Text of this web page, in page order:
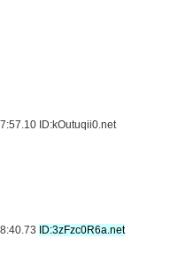
ID:kOutuqii0.net
ID:3zFzc0R6a.net